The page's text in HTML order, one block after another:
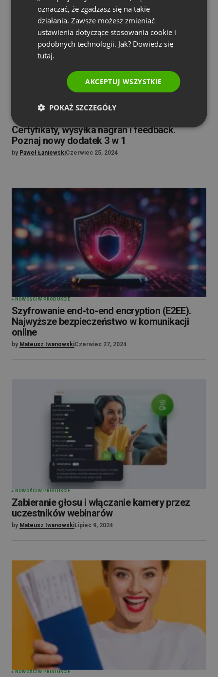
Certyfikaty, wysyłka nagrań i feedback.
Poznaj nowy dodatek 3 w 1
by Paweł ŁaniewskiCzerwiec 25, 2024
NOWOŚCI W PRODUKCIE
Szyfrowanie end-to-end encryption (E2EE).
Najwyższe bezpieczeństwo w komunikacji
online
by Mateusz IwanowskiCzerwiec 27, 2024
NOWOŚCI W PRODUKCIE
Zabieranie głosu i włączanie kamery przez
uczestników webinarów
by Mateusz IwanowskiLipiec 9, 2024
NOWOŚCI W PRODUKCIE
ITALIAN
oznaczać, że zgadzasz się na takie
działania. Zawsze możesz zmieniać
ustawienia dotyczące stosowania cookie i
podobnych technologii. Jak? Dowiedz się
tutaj.
AKCEPTUJ WSZYSTKIE
POKAŻ SZCZEGÓŁY